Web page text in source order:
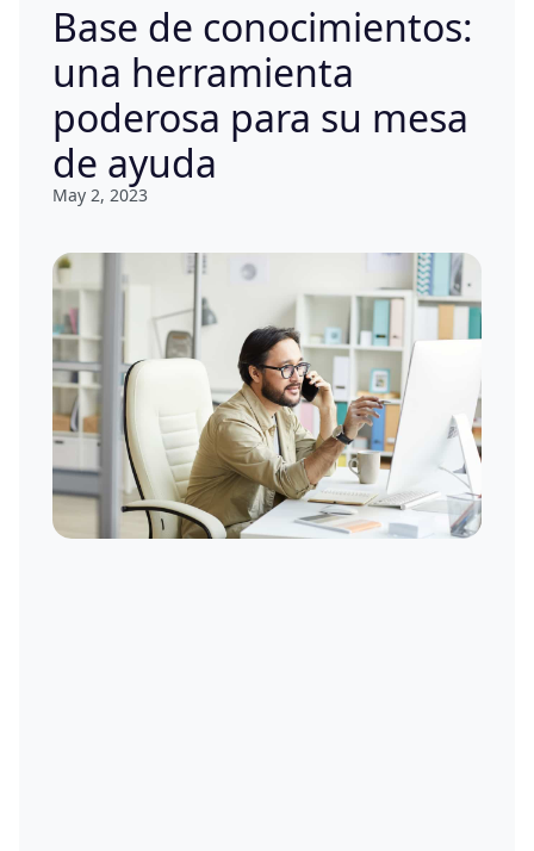
Base de conocimientos:
una herramienta
poderosa para su mesa
de ayuda
May 2, 2023